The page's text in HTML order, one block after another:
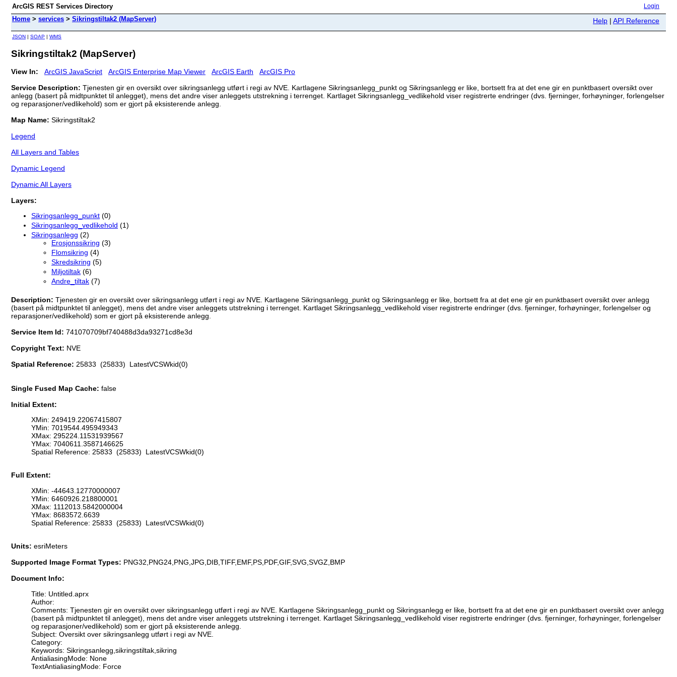
ArcGIS REST Services Directory Login
Home > services > Sikringstiltak2 (MapServer) Help | API Reference
JSON | SOAP | WMS
Sikringstiltak2 (MapServer)
View In: ArcGIS JavaScript ArcGIS Enterprise Map Viewer ArcGIS Earth
ArcGIS Pro
Service Description: Tjenesten gir en oversikt over sikringsanlegg utført i regi av NVE. Kartlagene Sikringsanlegg_punkt og Sikringsanlegg er like, bortsett fra at det ene gir en punktbasert oversikt over
anlegg (basert på midtpunktet til anlegget), mens det andre viser anleggets utstrekning i terrenget. Kartlaget Sikringsanlegg_vedlikehold viser registrerte endringer (dvs. fjerninger, forhøyninger, forlengelser
og reparasjoner/vedlikehold) som er gjort på eksisterende anlegg.
Map Name: Sikringstiltak2
Legend
All Layers and Tables
Dynamic Legend
Dynamic All Layers
Layers:
Sikringsanlegg_punkt (0)
Sikringsanlegg_vedlikehold (1)
Sikringsanlegg (2)
Erosjonssikring (3)
Flomsikring (4)
Skredsikring (5)
Miljotiltak (6)
Andre_tiltak (7)
Description: Tjenesten gir en oversikt over sikringsanlegg utført i regi av NVE. Kartlagene Sikringsanlegg_punkt og Sikringsanlegg er like, bortsett fra at det ene gir en punktbasert oversikt over anlegg
(basert på midtpunktet til anlegget), mens det andre viser anleggets utstrekning i terrenget. Kartlaget Sikringsanlegg_vedlikehold viser registrerte endringer (dvs. fjerninger, forhøyninger, forlengelser og
reparasjoner/vedlikehold) som er gjort på eksisterende anlegg.
Service Item Id: 741070709bf740488d3da93271cd8e3d
Copyright Text: NVE
Spatial Reference: 25833 (25833) LatestVCSWkid(0)
Single Fused Map Cache: false
Initial Extent:
XMin: 249419.22067415807
YMin: 7019544.495949343
XMax: 295224.11531939567
YMax: 7040611.3587146625
Spatial Reference: 25833 (25833) LatestVCSWkid(0)
Full Extent:
XMin: -44643.12770000007
YMin: 6460926.218800001
XMax: 1112013.5842000004
YMax: 8683572.6639
Spatial Reference: 25833 (25833) LatestVCSWkid(0)
Units: esriMeters
Supported Image Format Types: PNG32,PNG24,PNG,JPG,DIB,TIFF,EMF,PS,PDF,GIF,SVG,SVGZ,BMP
Document Info:
Title: Untitled.aprx
Author:
Comments: Tjenesten gir en oversikt over sikringsanlegg utført i regi av NVE. Kartlagene Sikringsanlegg_punkt og Sikringsanlegg er like, bortsett fra at det ene gir en punktbasert oversikt over anlegg
(basert på midtpunktet til anlegget), mens det andre viser anleggets utstrekning i terrenget. Kartlaget Sikringsanlegg_vedlikehold viser registrerte endringer (dvs. fjerninger, forhøyninger, forlengelser
og reparasjoner/vedlikehold) som er gjort på eksisterende anlegg.
Subject: Oversikt over sikringsanlegg utført i regi av NVE.
Category:
Keywords: Sikringsanlegg,sikringstiltak,sikring
AntialiasingMode: None
TextAntialiasingMode: Force